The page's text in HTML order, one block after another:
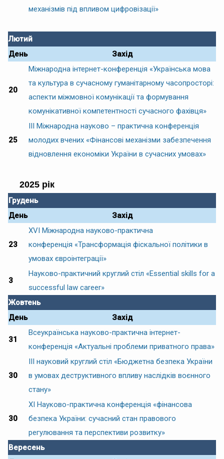
механізмів під впливом цифровізації»
Лютий
День
Захід
20
Міжнародна інтернет-конференція «Українська мова
та культура в сучасному гуманітарному часопросторі:
аспекти міжмовної комунікації та формування
комунікативної компетентності сучасного фахівця»
25
ІІІ Міжнародна науково – практична конференція
молодих вчених «Фінансові механізми забезпечення
відновлення економіки України в сучасних умовах»
2025 рік
Грудень
День
Захід
23
XVІ Міжнародна науково-практична
конференція «Трансформація фіскальної політики в
умовах євроінтеграції»
3
Науково-практичний круглий стіл «Essential skills for a
successful law career»
Жовтень
День
Захід
31
Всеукраїнська науково-практична інтернет-
конференція «Актуальні проблеми приватного права»
30
ІІІ науковий круглий стіл «Бюджетна безпека України
в умовах деструктивного впливу наслідків воєнного
стану»
30
ХІ Науково-практична конференція «фінансова
безпека України: сучасний стан правового
регулювання та перспективи розвитку»
Вересень